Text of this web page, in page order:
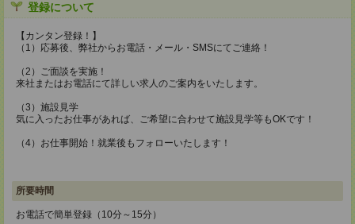
登録について
【カンタン登録！】
（1）応募後、弊社からお電話・メール・SMSにてご連絡！
（2）ご面談を実施！
来社またはお電話にて詳しい求人のご案内をいたします。
（3）施設見学
気に入ったお仕事があれば、ご希望に合わせて施設見学等もOKです！
（4）お仕事開始！就業後もフォローいたします！
所要時間
お電話で簡単登録（10分～15分）